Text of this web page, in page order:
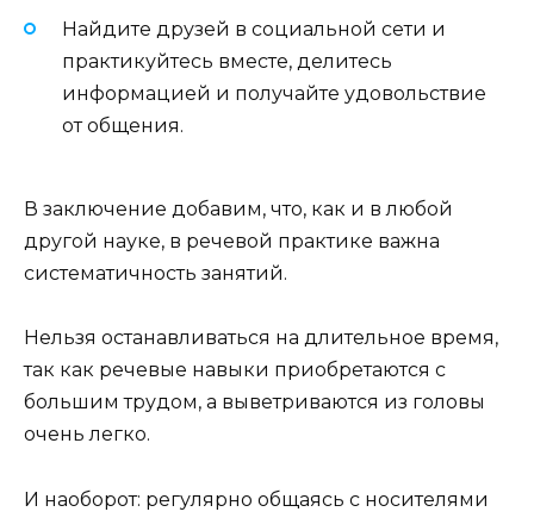
Найдите друзей в социальной сети и
практикуйтесь вместе, делитесь
информацией и получайте удовольствие
от общения.
В заключение добавим, что, как и в любой
другой науке, в речевой практике важна
систематичность занятий.
Нельзя останавливаться на длительное время,
так как речевые навыки приобретаются с
большим трудом, а выветриваются из головы
очень легко.
И наоборот: регулярно общаясь с носителями